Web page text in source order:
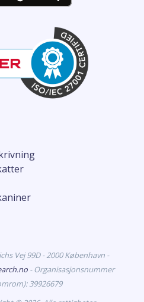
Vej 99D - 2000 København -
- Organisasjonsnummer
39926679